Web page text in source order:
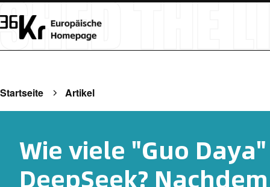
Startseite Artikel
Wie viele "Guo
DeepSeek?